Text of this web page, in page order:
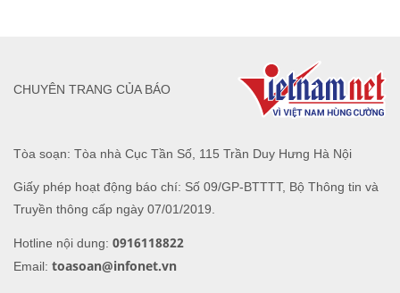
Tòa soạn: Tòa nhà Cục Tần Số, 115 Trần Duy Hưng Hà Nội
Giấy phép hoạt động báo chí: Số 09/GP-BTTTT, Bộ Thông tin và
Truyền thông cấp ngày 07/01/2019.
Hotline nội dung: 0916118822
Email: toasoan@infonet.vn
CHUYÊN TRANG CỦA BÁO